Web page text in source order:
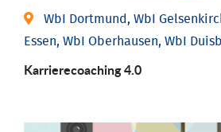
WbI Dortmund, WbI
Essen, WbI Oberhausen, WbI
Karriere­coaching 4.0